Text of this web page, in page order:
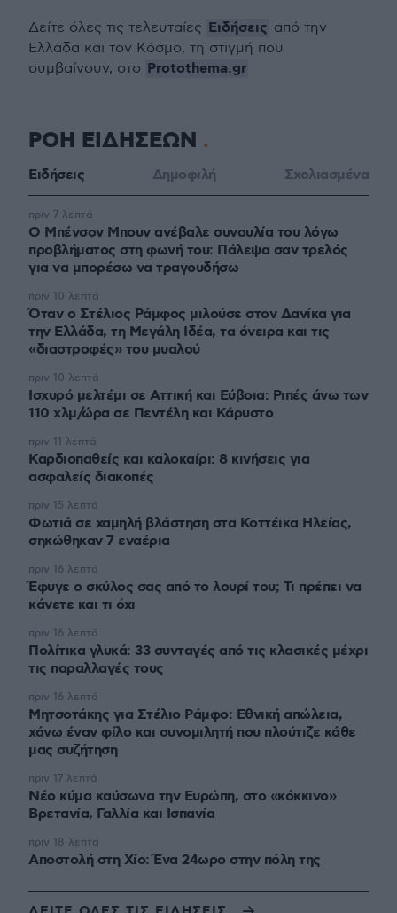
Δείτε όλες τις τελευταίες Ειδήσεις από την
Ελλάδα και τον Κόσμο, τη στιγμή που
συμβαίνουν, στο Protothema.gr
ΡΟΗ ΕΙΔΗΣΕΩΝ
Ειδήσεις Δημοφιλή Σχολιασμένα
Ο Μπένσον Μπουν ανέβαλε συναυλία του λόγω
προβλήματος στη φωνή του: Πάλεψα σαν τρελός
για να μπορέσω να τραγουδήσω
πριν 7 λεπτά
Όταν ο Στέλιος Ράμφος μιλούσε στον Δανίκα για
την Ελλάδα, τη Μεγάλη Ιδέα, τα όνειρα και τις
«διαστροφές» του μυαλού
πριν 10 λεπτά
Ισχυρό μελτέμι σε Αττική και Εύβοια: Ριπές άνω των
110 χλμ/ώρα σε Πεντέλη και Κάρυστο
πριν 10 λεπτά
Καρδιοπαθείς και καλοκαίρι: 8 κινήσεις για
ασφαλείς διακοπές
πριν 11 λεπτά
Φωτιά σε χαμηλή βλάστηση στα Κοττέικα Ηλείας,
σηκώθηκαν 7 εναέρια
πριν 15 λεπτά
Έφυγε ο σκύλος σας από το λουρί του; Τι πρέπει να
κάνετε και τι όχι
πριν 16 λεπτά
Πολίτικα γλυκά: 33 συνταγές από τις κλασικές μέχρι
τις παραλλαγές τους
πριν 16 λεπτά
Μητσοτάκης για Στέλιο Ράμφο: Εθνική απώλεια,
χάνω έναν φίλο και συνομιλητή που πλούτιζε κάθε
μας συζήτηση
πριν 16 λεπτά
Νέο κύμα καύσωνα την Ευρώπη, στο «κόκκινο»
Βρετανία, Γαλλία και Ισπανία
πριν 17 λεπτά
Αποστολή στη Χίο: Ένα 24ωρο στην πόλη της
πριν 18 λεπτά